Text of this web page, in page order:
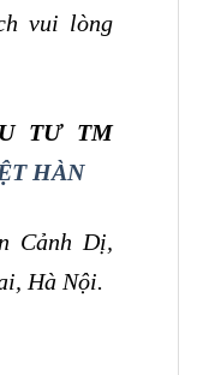
vui lòng
TƯ TM
HÀN
Cảnh Dị,
Hà Nội.